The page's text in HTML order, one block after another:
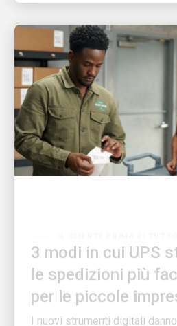
le spedizioni più
per le piccole
I nuovi strumenti digitali
imprese più controllo,